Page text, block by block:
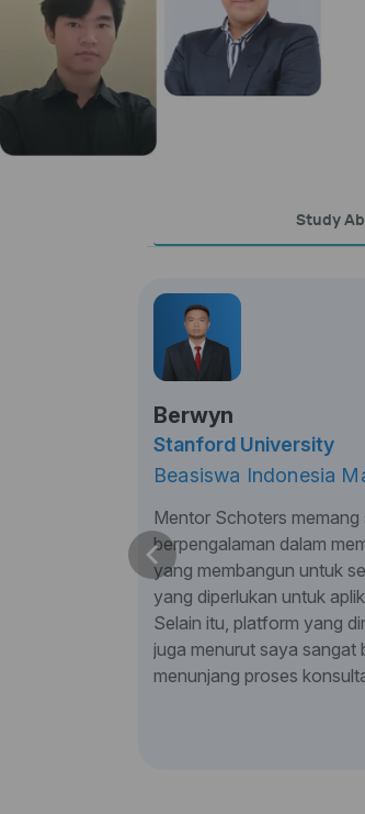
Study
Berwyn
Stanford University
Beasiswa Indonesia
Mentor Schoters memang
berpengalaman dalam
yang membangun untuk
yang diperlukan untuk
Selain itu, platform yang
juga menurut saya sangat
menunjang proses